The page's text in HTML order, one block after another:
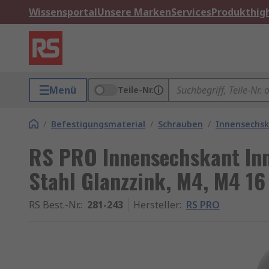
WissensportalUnsere MarkenServices
Menü Teile-Nr.
/ Befestigungsmaterial / Schrauben /
RS PRO Innensechskant
Stahl Glanzzink, M4, M4
RS Best.-Nr.: 281-243 Hersteller: RS PRO